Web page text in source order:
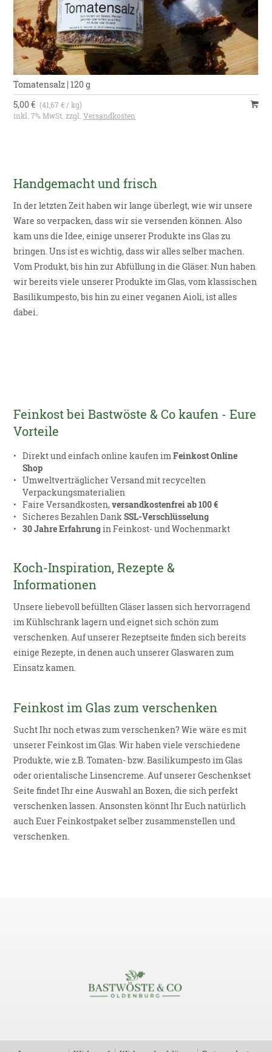
Tomatensalz | 120 g
5,00 € (41,67 € / kg)
inkl. 7% MwSt. zzgl.Versandkosten
Handgemacht und frisch
In der letzten Zeit haben wir lange überlegt, wie wir unsere
Ware so verpacken, dass wir sie versenden können. Also
kam uns die Idee, einige unserer Produkte ins Glas zu
bringen. Uns ist es wichtig, dass wir alles selber machen.
Vom Produkt, bis hin zur Abfüllung in die Gläser. Nun haben
wir bereits viele unserer Produkte im Glas, vom klassischen
Basilikumpesto, bis hin zu einer veganen Aioli, ist alles
dabei.
Feinkost bei Bastwöste & Co kaufen - Eure
Vorteile
Direkt und einfach online kaufen imFeinkost Online
Shop
Umweltverträglicher Versand mit recycelten
Verpackungsmaterialien
Faire Versandkosten,versandkostenfrei ab 100 €
Sicheres Bezahlen Dank SSL-Verschlüsselung
30 Jahre Erfahrungin Feinkost- und Wochenmarkt
Koch-Inspiration, Rezepte &
Informationen
Unsere liebevoll befüllten Gläser lassen sich hervorragend
im Kühlschrank lagern und eignet sich schön zum
verschenken. Auf unserer Rezeptseite finden sich bereits
einige Rezepte, in denen auch unserer Glaswaren zum
Einsatz kamen.
Feinkost im Glas zum verschenken
Sucht Ihr noch etwas zum verschenken? Wie wäre es mit
unserer Feinkost im Glas. Wir haben viele verschiedene
Produkte, wie z.B. Tomaten- bzw. Basilikumpesto im Glas
oder orientalische Linsencreme. Auf unserer Geschenkset
Seite findet Ihr eine Auswahl an Boxen, die sich perfekt
verschenken lassen. Ansonsten könnt Ihr Euch natürlich
auch Euer Feinkostpaket selber zusammenstellen und
verschenken.